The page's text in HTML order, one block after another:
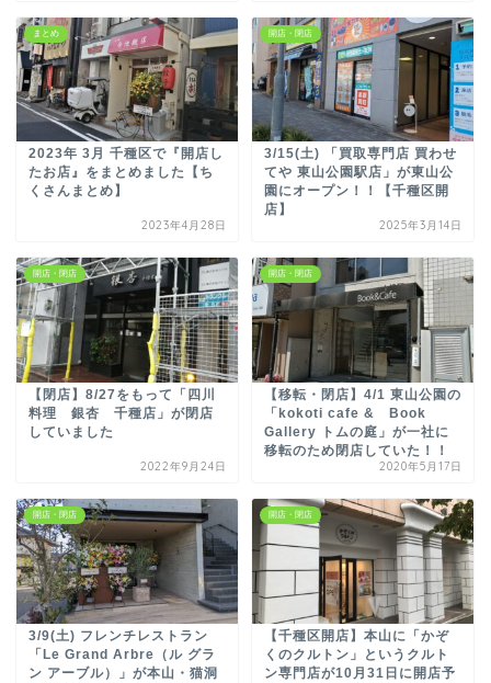
まとめ
2023年 3月 千種区で『開店し
たお店』をまとめました【ち
くさんまとめ】
2023年4月28日
開店・閉店
3/15(土) 「買取専門店 買わせ
てや 東山公園駅店」が東山公
園にオープン！！【千種区開
店】
2025年3月14日
開店・閉店
【閉店】8/27をもって「四川
料理 銀杏 千種店」が閉店
していました
2022年9月24日
開店・閉店
【移転・閉店】4/1 東山公園の
「kokoti cafe & Book
Gallery トムの庭」が一社に
移転のため閉店していた！！
2020年5月17日
開店・閉店
3/9(土) フレンチレストラン
「Le Grand Arbre（ル グラ
ン アーブル）」が本山・猫洞
開店・閉店
【千種区開店】本山に「かぞ
くのクルトン」というクルト
ン専門店が10月31日に開店予